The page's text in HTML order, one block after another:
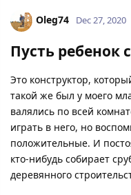
Oleg74 Dec 27, 2020
Пусть ребенок
Это конструктор,
такой же был у моего
валялись по всей
играть в него, но
положительные. И
кто-нибудь собирает
деревянного